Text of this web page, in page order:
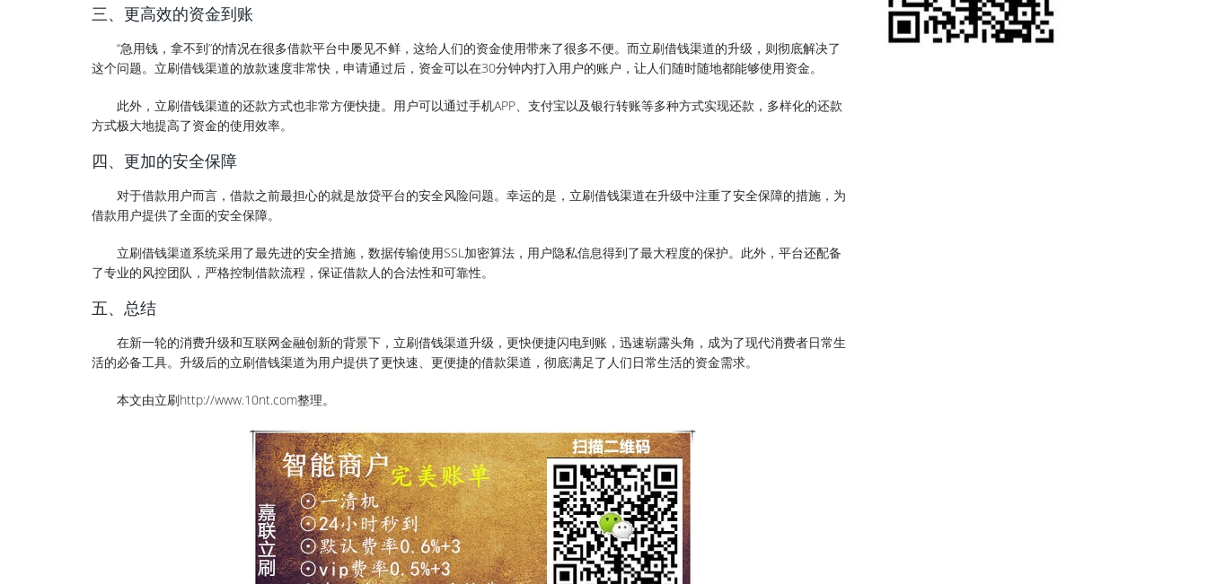
三、更高效的资金到账
“急用钱，拿不到”的情况在很多借款平台中屡见不鲜，这给人们的资金使用带来了很多不便。而立刷借钱渠道的升级，则彻底解决了
这个问题。立刷借钱渠道的放款速度非常快，申请通过后，资金可以在30分钟内打入用户的账户，让人们随时随地都能够使用资金。
此外，立刷借钱渠道的还款方式也非常方便快捷。用户可以通过手机APP、支付宝以及银行转账等多种方式实现还款，多样化的还款
方式极大地提高了资金的使用效率。
四、更加的安全保障
对于借款用户而言，借款之前最担心的就是放贷平台的安全风险问题。幸运的是，立刷借钱渠道在升级中注重了安全保障的措施，为
借款用户提供了全面的安全保障。
立刷借钱渠道系统采用了最先进的安全措施，数据传输使用SSL加密算法，用户隐私信息得到了最大程度的保护。此外，平台还配备
了专业的风控团队，严格控制借款流程，保证借款人的合法性和可靠性。
五、总结
在新一轮的消费升级和互联网金融创新的背景下，立刷借钱渠道升级，更快便捷闪电到账，迅速崭露头角，成为了现代消费者日常生
活的必备工具。升级后的立刷借钱渠道为用户提供了更快速、更便捷的借款渠道，彻底满足了人们日常生活的资金需求。
本文由立刷http://www.10nt.com整理。